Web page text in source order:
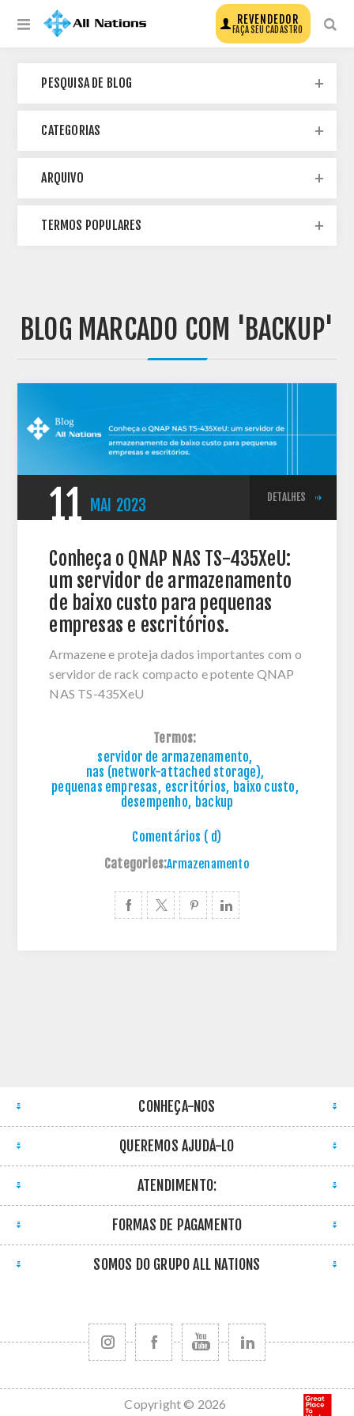
REVENDEDOR
FAÇA SEU CADASTRO
BLOG MARCADO COM 'BACKUP'
11 MAI 2023 DETALHES
Conheça o QNAP NAS TS-435XeU:
um servidor de armazenamento
de baixo custo para pequenas
empresas e escritórios.
Armazene e proteja dados importantes com o
servidor de rack compacto e potente QNAP
NAS TS-435XeU
Termos:
servidor de armazenamento,
nas (network-attached storage),
pequenas empresas, escritórios, baixo custo,
desempenho, backup
Comentários ( d)
Categories:Armazenamento
PESQUISA DE BLOG
CATEGORIAS
ARQUIVO
TERMOS POPULARES
CONHEÇA-NOS
QUEREMOS AJUDÁ-LO
ATENDIMENTO:
FORMAS DE PAGAMENTO
SOMOS DO GRUPO ALL NATIONS
Copyright © 2026